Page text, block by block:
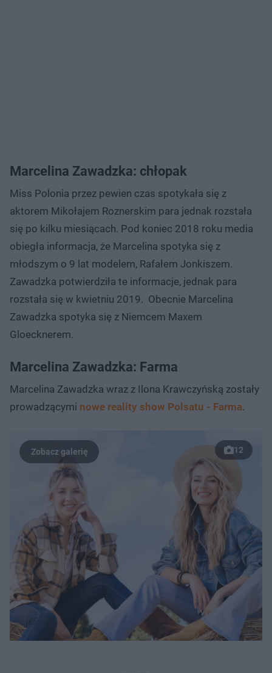
Marcelina Zawadzka: chłopak
Miss Polonia przez pewien czas spotykała się z
aktorem Mikołajem Roznerskim para jednak rozstała
się po kilku miesiącach. Pod koniec 2018 roku media
obiegła informacja, że Marcelina spotyka się z
młodszym o 9 lat modelem, Rafałem Jonkiszem.
Zawadzka potwierdziła te informacje, jednak para
rozstała się w kwietniu 2019. Obecnie Marcelina
Zawadzka spotyka się z Niemcem Maxem
Gloecknerem.
Marcelina Zawadzka: Farma
Marcelina Zawadzka wraz z Ilona Krawczyńską zostały
prowadzącymi nowe reality show Polsatu - Farma.
12